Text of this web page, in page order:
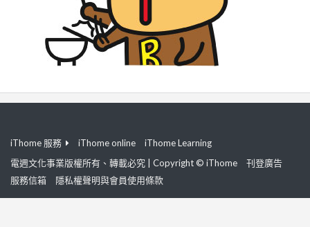
iThome 服務 iThome online
iThome Learning
電週文化事業版權所有、轉載必究 | Copyright © iThome
刊登廣告
服務信箱
隱私權聲明與會員使用條款